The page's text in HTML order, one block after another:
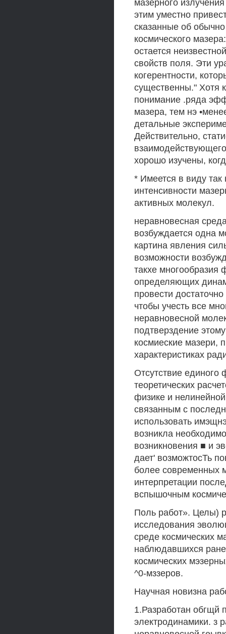
мазерного
этим уместно
сказанные об
космического
остается
свойств поля. Эти
когерентности,
существенны." Хотя
понимание .ряда
мазера, тем нэ
детальные
Действительно,
хорошо изучены,
* Имеется в виду
интенсивности
активных молекул.
неравновесная
возбуждается одна
картина явления
возможности
такхе многообразия
определяющих
провести
чтобы учесть все
неравновесной
подтверздение
космиеские мазери,
характеристиках
Отсутствие единого
теоретических
физике и
связанным с
использовать
возникла
возникновения ■ и
дает' возможтосТь
более современных
интерпретации
вспышочным
Поль работ». Целы)
исследования
среде космических
наблюдавшихся
космических
^0-мззеров.
Научная новизна
1.Разработан обгщй
электродинамики. з